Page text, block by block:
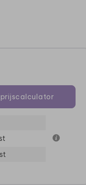
prijscalculator